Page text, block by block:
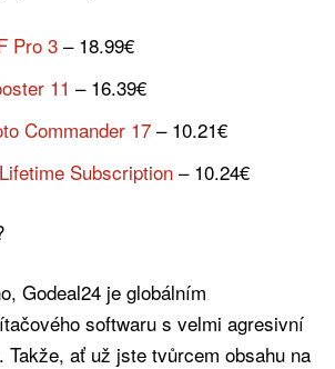
Pro 3 – 18.99€
11 – 16.39€
Commander 17 – 10.21€
Subscription – 10.24€
Godeal24 je globálním
softwaru s velmi agresivní
Takže, ať už jste tvůrcem obsahu na